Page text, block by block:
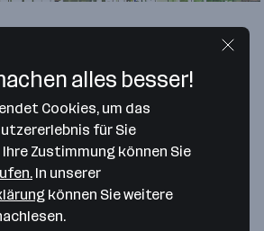
Jahr
alles besser!
Cookies, um das
für Sie
Zustimmung können Sie
In unserer
können Sie weitere